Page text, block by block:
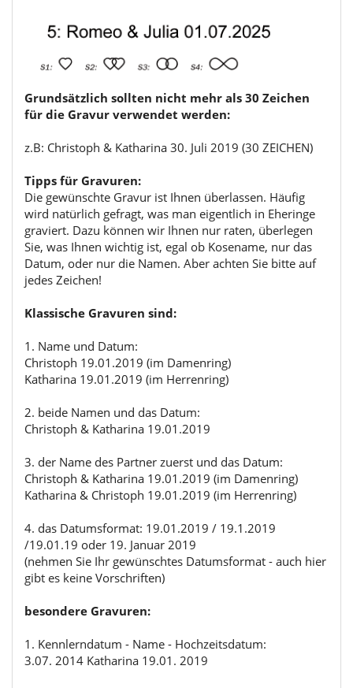
Grundsätzlich sollten nicht mehr als 30 Zeichen
für die Gravur verwendet werden:
z.B: Christoph & Katharina 30. Juli 2019 (30 ZEICHEN)
Tipps für Gravuren:
Die gewünschte Gravur ist Ihnen überlassen. Häufig
wird natürlich gefragt, was man eigentlich in Eheringe
graviert. Dazu können wir Ihnen nur raten, überlegen
Sie, was Ihnen wichtig ist, egal ob Kosename, nur das
Datum, oder nur die Namen. Aber achten Sie bitte auf
jedes Zeichen!
Klassische Gravuren sind:
1. Name und Datum:
Christoph 19.01.2019 (im Damenring)
Katharina 19.01.2019 (im Herrenring)
2. beide Namen und das Datum:
Christoph & Katharina 19.01.2019
3. der Name des Partner zuerst und das Datum:
Christoph & Katharina 19.01.2019 (im Damenring)
Katharina & Christoph 19.01.2019 (im Herrenring)
4. das Datumsformat: 19.01.2019 / 19.1.2019
/19.01.19 oder 19. Januar 2019
(nehmen Sie Ihr gewünschtes Datumsformat - auch hier
gibt es keine Vorschriften)
besondere Gravuren:
1. Kennlerndatum - Name - Hochzeitsdatum:
3.07. 2014 Katharina 19.01. 2019